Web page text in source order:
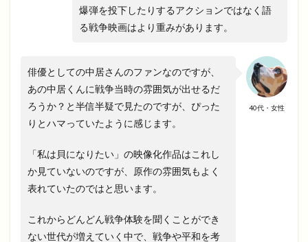
爆弾を投下したりするアクションではなく語
る戦争映画はより重みがあります。
40代・女性
俳優としての中居さんのファンなのですが、
あの中居くんに戦争当時の雰囲気が出せるだ
ろうか？と半信半疑で見たのですが、ぴった
りとハマっていたように感じます。
「私は貝になりたい」の映像化作品はこれし
か見ていないのですが、原作の雰囲気もよく
表れていたのではと思います。
これからどんどん戦争体験を聞くことができ
ない世代が増えていく中で、戦争や平和を考